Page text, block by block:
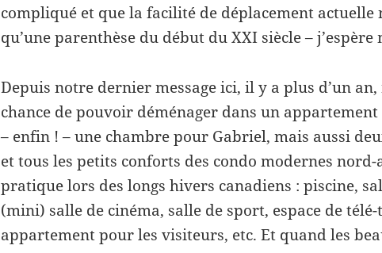
compliqué et que la facilité de déplacement actuelle
qu’une parenthèse du début du XXI siècle –
Depuis notre dernier message ici, il y a plus d’un
chance de pouvoir déménager dans un
– enfin ! – une chambre pour Gabriel, mais aussi
et tous les petits conforts des condo modernes
pratique lors des longs hivers canadiens : piscine,
(mini) salle de cinéma, salle de sport, espace de
appartement pour les visiteurs, etc. Et quand les